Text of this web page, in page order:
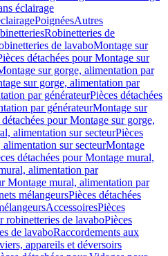
éclairage
PoignéesAutres
Robinetteries de
de lavaboMontage sur
détachées pour Montage sur
sur gorge, alimentation par
sur gorge, alimentation par
par générateurPièces détachées
par générateurMontage sur
détachées pour Montage sur gorge,
alimentation sur secteurPièces
sur secteurMontage
détachées pour Montage mural,
alimentation par
Montage mural, alimentation par
mélangeursPièces détachées
AccessoiresPièces
robinetteries de lavaboPièces
de lavaboRaccordements aux
appareils et déversoirs